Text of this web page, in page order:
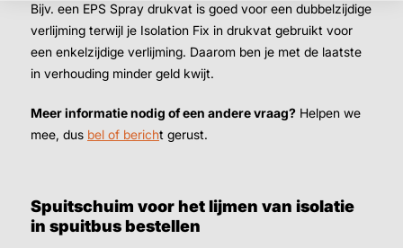
Bijv. een EPS Spray drukvat is goed voor een dubbelzijdige
verlijming terwijl je Isolation Fix in drukvat gebruikt voor
een enkelzijdige verlijming. Daarom ben je met de laatste
in verhouding minder geld kwijt.
Meer informatie nodig of een andere vraag? Helpen we
mee, dus bel of bericht gerust.
Spuitschuim voor het lijmen van isolatie
in spuitbus bestellen